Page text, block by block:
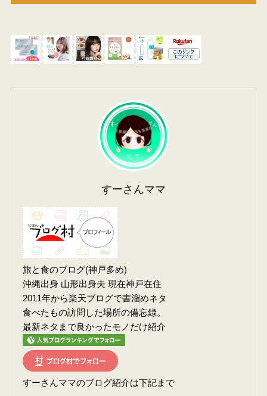
すーさんママ
旅と食のブログ(神戸多め)
沖縄出身 山形出身夫 現在神戸在住
2011年から楽天ブログで書溜めネタ
食べたもの訪問した場所の備忘録。
最新ネタまで良かったモノだけ紹介
すーさんママのブログ紹介は下記まで